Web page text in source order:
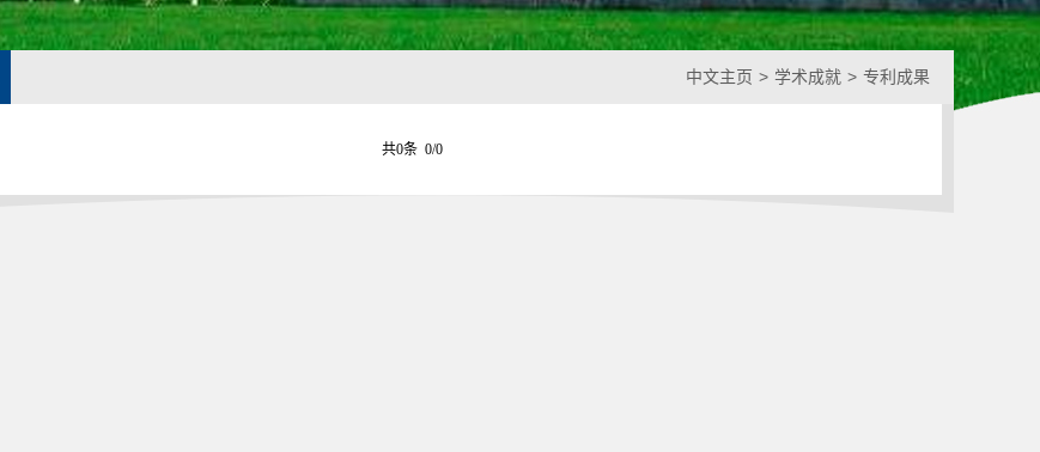
中文主页 > 学术成就 > 专利成果
共0条 0/0